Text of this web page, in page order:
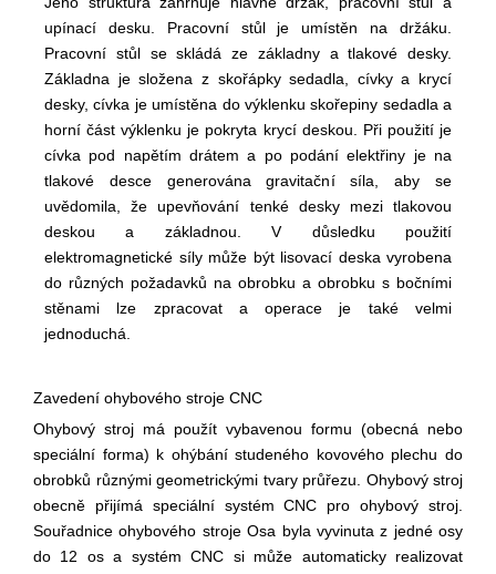
upínací desku. Pracovní stůl je umístěn na držáku.
Pracovní stůl se skládá ze základny a tlakové desky.
Základna je složena z skořápky sedadla, cívky a krycí
desky, cívka je umístěna do výklenku skořepiny sedadla a
horní část výklenku je pokryta krycí deskou. Při použití je
cívka pod napětím drátem a po podání elektřiny je na
tlakové desce generována gravitační síla, aby se
uvědomila, že upevňování tenké desky mezi tlakovou
deskou a základnou. V důsledku použití
elektromagnetické síly může být lisovací deska vyrobena
do různých požadavků na obrobku a obrobku s bočními
stěnami lze zpracovat a operace je také velmi
jednoduchá.
Zavedení ohybového stroje CNC
Ohybový stroj má použít vybavenou formu (obecná nebo
speciální forma) k ohýbání studeného kovového plechu do
obrobků různými geometrickými tvary průřezu. Ohybový stroj
obecně přijímá speciální systém CNC pro ohybový stroj.
Souřadnice ohybového stroje Osa byla vyvinuta z jedné osy
do 12 os a systém CNC si může automaticky realizovat